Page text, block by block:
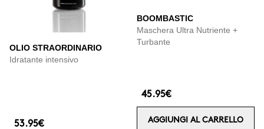
OLIO STRAORDINARIO
Idratante intensivo
53.95€
BOOMBASTIC
Maschera Ultra Nutriente +
Turbante
45.95€
AGGIUNGI AL CARRELLO